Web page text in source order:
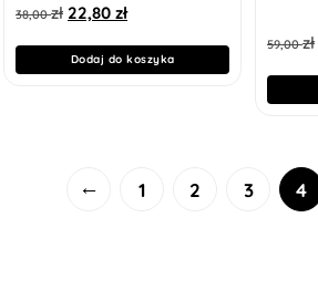
38,00zł 22,80 zł
Dodaj do koszyka
59,00zł
← 1 2 3 4